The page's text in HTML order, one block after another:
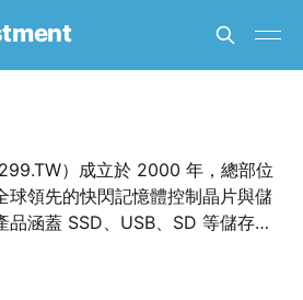
）成立於 2000 年，總部位
球領先的快閃記憶體控制晶片與儲
品涵蓋 SSD、USB、SD 等儲存設